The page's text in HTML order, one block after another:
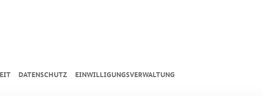
DATENSCHUTZ EINWILLIGUNGSVERWALTUNG